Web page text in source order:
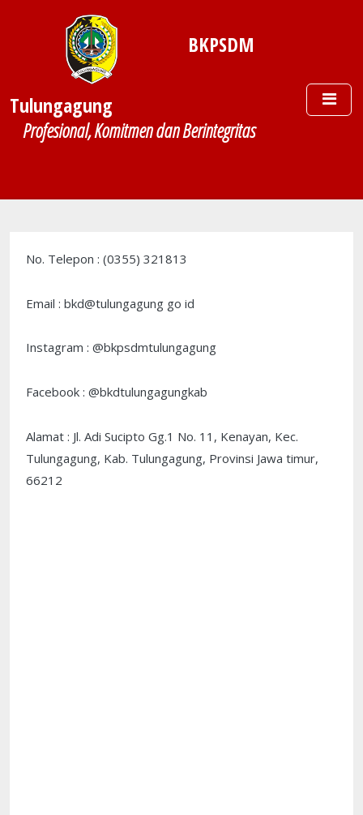
BKPSDM
Tulungagung
Profesional, Komitmen dan Berintegritas
No. Telepon : (0355) 321813
Email : bkd@tulungagung go id
Instagram : @bkpsdmtulungagung
Facebook : @bkdtulungagungkab
Alamat : Jl. Adi Sucipto Gg.1 No. 11, Kenayan, Kec.
Tulungagung, Kab. Tulungagung, Provinsi Jawa timur,
66212